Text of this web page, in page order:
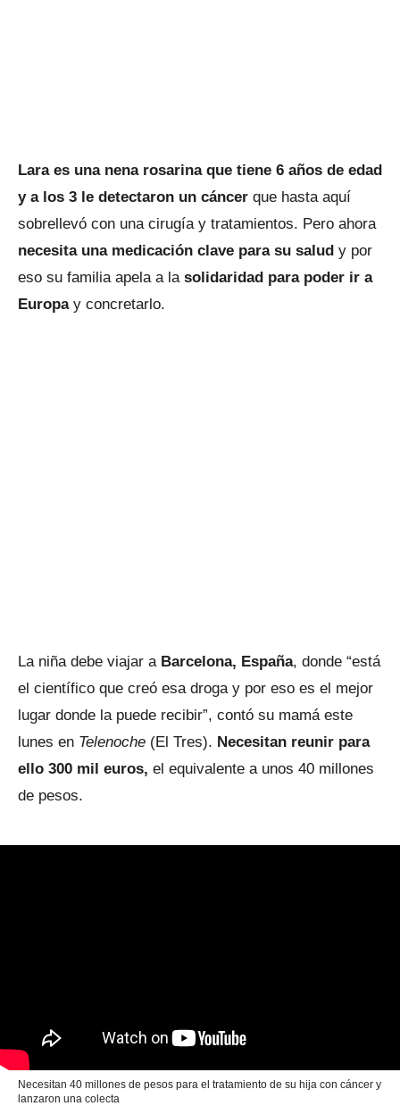
Lara es una nena rosarina que tiene 6 años de edad
y a los 3 le detectaron un cáncer que hasta aquí
sobrellevó con una cirugía y tratamientos. Pero ahora
necesita una medicación clave para su salud y por
eso su familia apela a la solidaridad para poder ir a
Europay concretarlo.
La niña debe viajar aBarcelona, España, donde “está
el científico que creó esa droga y por eso es el mejor
lugar donde la puede recibir”, contó su mamá este
lunes en Telenoche (El Tres). Necesitan reunir para
ello 300 mil euros, el equivalente a unos 40 millones
de pesos.
Necesitan 40 millones de pesos para el tratamiento de su hija con cáncer y
lanzaron una colecta